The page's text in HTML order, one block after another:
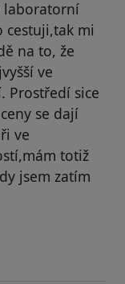
laboratorní
cestuji,tak mi
na to, že
ve
Prostředí sice
se dají
ve
totiž
jsem zatím